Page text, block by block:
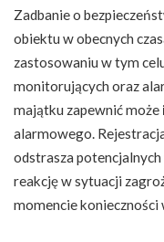
Zadbanie o
obiektu w obecnych
zastosowaniu w tym
monitorujących oraz
majątku zapewnić może
alarmowego.
odstrasza potencjalnych
reakcję w sytuacji
momencie konieczności